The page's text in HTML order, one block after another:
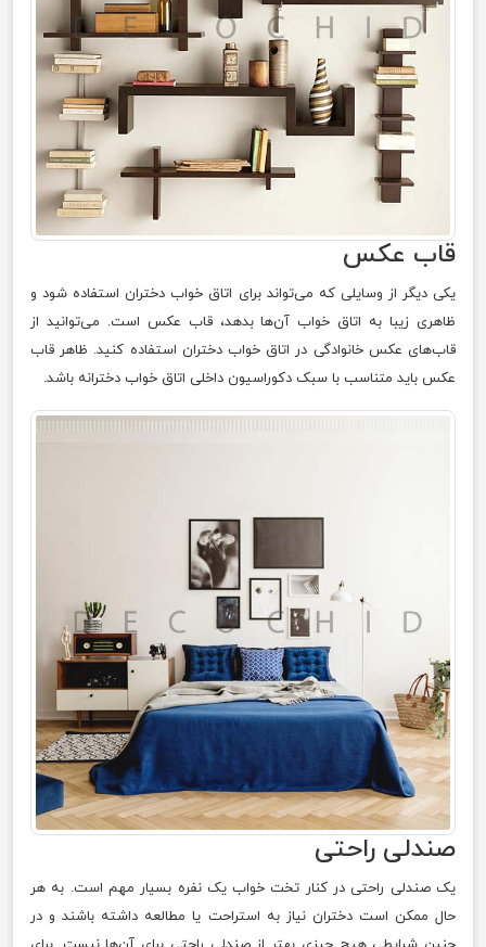
قاب عکس
یکی دیگر از وسایلی که می‌تواند برای اتاق خواب دختران استفاده شود و
ظاهری زیبا به اتاق خواب آن‌ها بدهد، قاب عکس است. می‌توانید از
قاب‌های عکس خانوادگی در اتاق خواب دختران استفاده کنید. ظاهر قاب
عکس باید متناسب با سبک دکوراسیون داخلی اتاق خواب دخترانه باشد.
صندلی راحتی
یک صندلی راحتی در کنار تخت خواب یک نفره بسیار مهم است. به هر
حال ممکن است دختران نیاز به استراحت یا مطالعه داشته باشند و در